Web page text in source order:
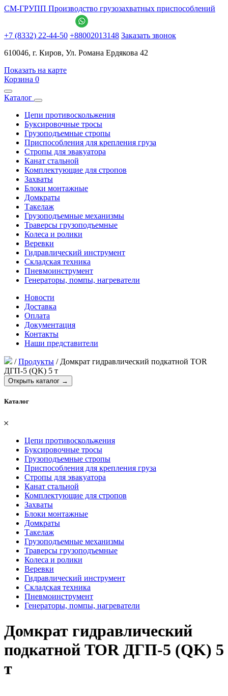
СМ-ГРУПП Производство грузозахватных приспособлений
+7 (8332) 22-44-50 +88002013148 Заказать звонок
610046, г. Киров, Ул. Романа Ердякова 42
Показать на карте
Корзина 0
Каталог
Цепи противоскольжения
Буксировочные тросы
Грузоподъемные стропы
Приспособления для крепления груза
Стропы для эвакуатора
Канат стальной
Комплектующие для стропов
Захваты
Блоки монтажные
Домкраты
Такелаж
Грузоподъемные механизмы
Траверсы грузоподъемные
Колеса и ролики
Веревки
Гидравлический инструмент
Складская техника
Пневмоинструмент
Генераторы, помпы, нагреватели
Новости
Доставка
Оплата
Документация
Контакты
Наши представители
/Продукты / Домкрат гидравлический подкатной TOR
ДГП-5 (QK) 5 т
Открыть каталог →
Каталог
𐄂
Цепи противоскольжения
Буксировочные тросы
Грузоподъемные стропы
Приспособления для крепления груза
Стропы для эвакуатора
Канат стальной
Комплектующие для стропов
Захваты
Блоки монтажные
Домкраты
Такелаж
Грузоподъемные механизмы
Траверсы грузоподъемные
Колеса и ролики
Веревки
Гидравлический инструмент
Складская техника
Пневмоинструмент
Генераторы, помпы, нагреватели
Домкрат гидравлический
подкатной TOR ДГП-5 (QK) 5
т